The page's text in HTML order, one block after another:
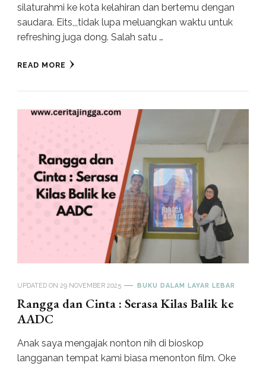
silaturahmi ke kota kelahiran dan bertemu dengan
saudara. Eits,,,tidak lupa meluangkan waktu untuk
refreshing juga dong. Salah satu …
READ MORE
UPDATED ON 29 NOVEMBER 2025 BUKU DALAM LAYAR LEBAR
Rangga dan Cinta : Serasa Kilas Balik ke
AADC
Anak saya mengajak nonton nih di bioskop
langganan tempat kami biasa menonton film. Oke